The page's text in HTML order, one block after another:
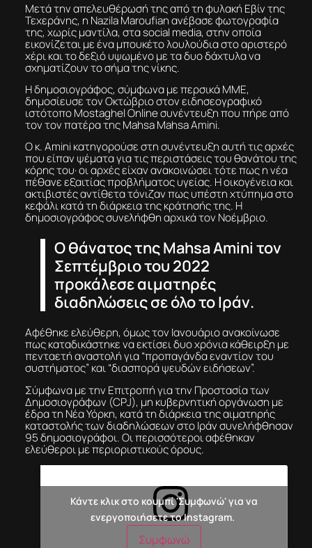
Μετά την απελευθέρωσή της από τη φυλακή Εβίν της
Τεχεράνης, η Nazila Maroufian ανέβασε φωτογραφία
της, χωρίς μαντίλα, στα social media, στην οποία
εικονίζεται με ένα μπουκέτο λουλούδια στο αριστερό
χέρι και το δεξιό υψωμένο με τα δυο δάχτυλα να
σχηματίζουν το σήμα της νίκης.
Η δημοσιογράφος, σύμφωνα με περσικά ΜΜΕ,
δημοσίευσε τον Οκτώβριο στον ειδησεογραφικό
ιστότοπο Mostaghel Online συνέντευξη που πήρε από
τον τον πατέρα της Mahsa Mahsa Amini.
Ο κ. Amini κατηγορούσε στη συνέντευξη αυτή τις αρχές
που είπαν ψέματα για τις περιστάσεις του θανάτου της
κόρης του· οι αρχές είχαν ανακοινώσει τότε πως η νέα
πέθανε εξαιτίας προβλήματος υγείας. Η οικογένεια και
ακτιβιστές αντίθετα τόνιζαν πως υπέστη χτύπημα στο
κεφάλι κατά τη διάρκεια της κράτησής της. Η
δημοσιογράφος συνελήφθη αρχικά τον Νοέμβριο.
Ο θάνατος της Mahsa Amini τον
Σεπτέμβριο του 2022
προκάλεσε αιματηρές
διαδηλώσεις σε όλο το Ιράν.
Αφέθηκε ελεύθερη, όμως τον Ιανουάριο ανακοίνωσε
πως καταδικάστηκε να εκτίσει δυο χρόνια κάθειρξη με
πενταετή αναστολή για “προπαγάνδα εναντίον του
συστήματος” και “διασπορά ψευδών ειδήσεων”.
Σύμφωνα με την Επιτροπή για την Προστασία των
Δημοσιογράφων (CPJ), μη κυβερνητική οργάνωση με
έδρα τη Νέα Υόρκη, κατά τη διάρκεια της αιματηρής
καταστολής των διαδηλώσεων στο Ιράν συνελήφθησαν
95 δημοσιογράφοι. Οι περισσότεροι αφέθηκαν
ελεύθεροι με περιοριστικούς όρους.
Κάντε κλικ στο κουμπί 'Συμφωνώ' για να
ενεργοποιήσετε το Instagram.
Συμφωνώ